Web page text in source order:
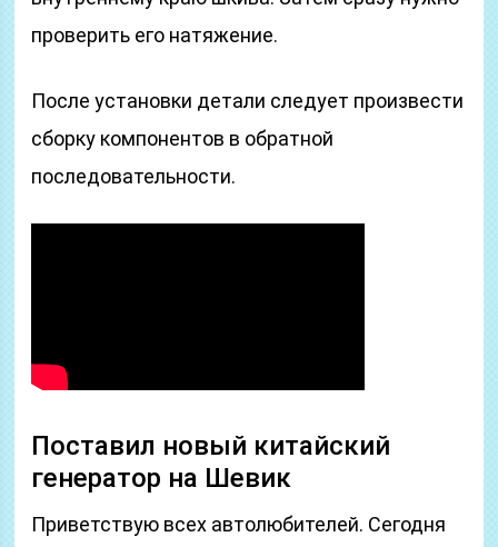
проверить его натяжение.
После установки детали следует произвести
сборку компонентов в обратной
последовательности.
Поставил новый китайский
генератор на Шевик
Приветствую всех автолюбителей. Сегодня